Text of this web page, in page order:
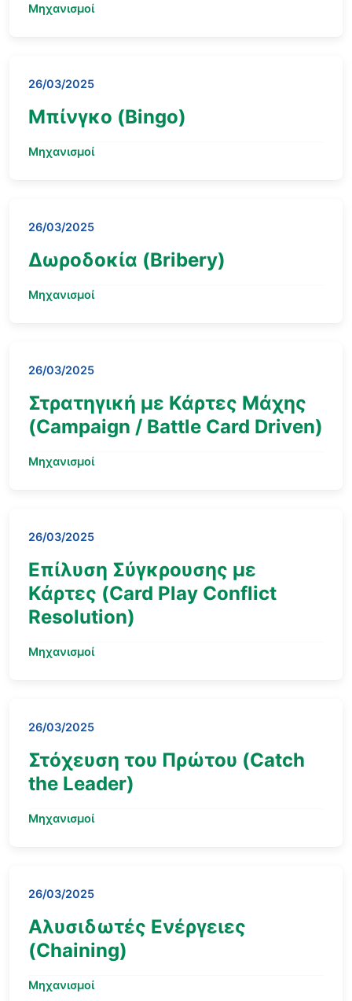
Μηχανισμοί
26/03/2025
Μπίνγκο (Bingo)
Μηχανισμοί
26/03/2025
Δωροδοκία (Bribery)
Μηχανισμοί
26/03/2025
Στρατηγική με Κάρτες Μάχης
(Campaign / Battle Card Driven)
Μηχανισμοί
26/03/2025
Επίλυση Σύγκρουσης με
Κάρτες (Card Play Conflict
Resolution)
Μηχανισμοί
26/03/2025
Στόχευση του Πρώτου (Catch
the Leader)
Μηχανισμοί
26/03/2025
Αλυσιδωτές Ενέργειες
(Chaining)
Μηχανισμοί